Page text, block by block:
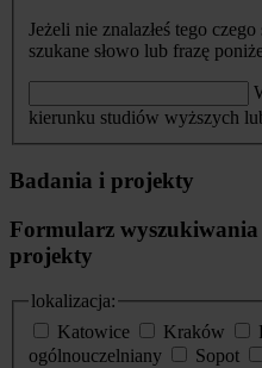
Jeżeli nie znalazłeś tego
szukane słowo lub frazę
kierunku studiów wyższych
Badania i projekty
Formularz
projekty
lokalizacja:
Katowice
Kraków
ogólnouczelniany
Sopot